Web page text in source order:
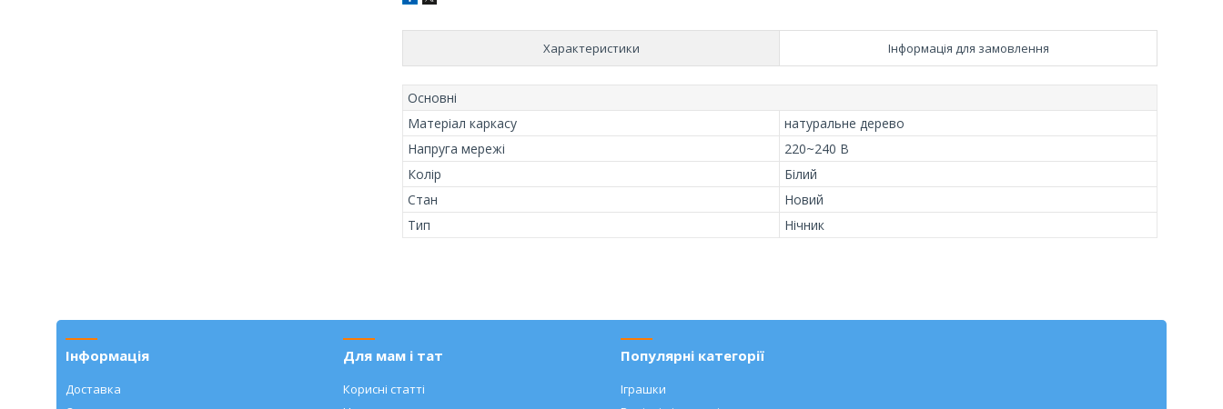
Характеристики Інформація для замовлення
Основні
Матеріал каркасу
натуральне дерево
Напруга мережі
220~240 В
Колір
Білий
Стан
Новий
Тип
Нічник
Інформація
Доставка
Для мам і тат
Корисні статті
Популярні категорії
Іграшки